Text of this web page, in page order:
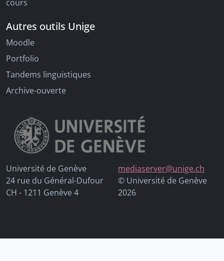
cours
Autres outils Unige
Moodle
Portfolio
Tandems linguistiques
Archive-ouverte
Université de Genève
24 rue du Général-Dufour
CH - 1211 Genève 4
mediaserver@unige.ch
© Université de Genève
2026